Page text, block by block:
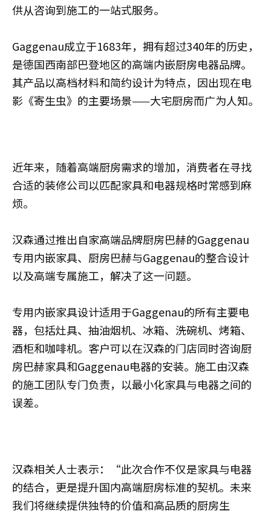
供从咨询到施工的一站式服务。
Gaggenau成立于1683年，拥有超过340年的历史，
是德国西南部巴登地区的高端内嵌厨房电器品牌。
其产品以高档材料和简约设计为特点，因出现在电
影《寄生虫》的主要场景——大宅厨房而广为人知。
近年来，随着高端厨房需求的增加，消费者在寻找
合适的装修公司以匹配家具和电器规格时常感到麻
烦。
汉森通过推出自家高端品牌厨房巴赫的Gaggenau
专用内嵌家具、厨房巴赫与Gaggenau的整合设计
以及高端专属施工，解决了这一问题。
专用内嵌家具设计适用于Gaggenau的所有主要电
器，包括灶具、抽油烟机、冰箱、洗碗机、烤箱、
酒柜和咖啡机。客户可以在汉森的门店同时咨询厨
房巴赫家具和Gaggenau电器的安装。施工由汉森
的施工团队专门负责，以最小化家具与电器之间的
误差。
汉森相关人士表示：“此次合作不仅是家具与电器
的结合，更是提升国内高端厨房标准的契机。未来
我们将继续提供独特的价值和高品质的厨房生